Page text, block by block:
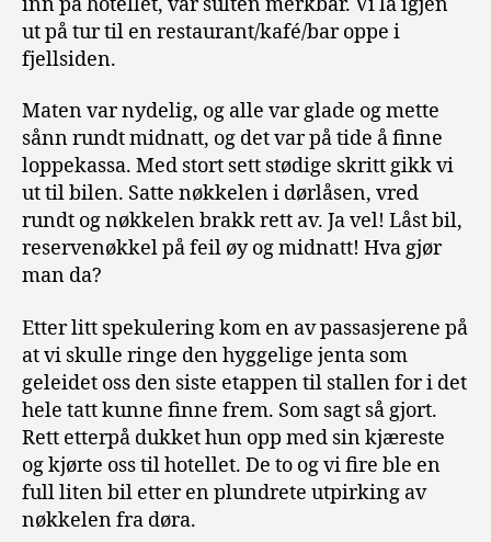
ut på tur til en restaurant/kafé/bar oppe i
fjellsiden.
Maten var nydelig, og alle var glade og mette
sånn rundt midnatt, og det var på tide å finne
loppekassa. Med stort sett stødige skritt gikk vi
ut til bilen. Satte nøkkelen i dørlåsen, vred
rundt og nøkkelen brakk rett av. Ja vel! Låst bil,
reservenøkkel på feil øy og midnatt! Hva gjør
man da?
Etter litt spekulering kom en av passasjerene på
at vi skulle ringe den hyggelige jenta som
geleidet oss den siste etappen til stallen for i det
hele tatt kunne finne frem. Som sagt så gjort.
Rett etterpå dukket hun opp med sin kjæreste
og kjørte oss til hotellet. De to og vi fire ble en
full liten bil etter en plundrete utpirking av
nøkkelen fra døra.